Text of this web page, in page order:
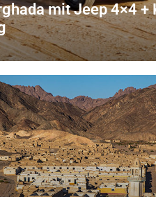
mit Jeep 4×4 +